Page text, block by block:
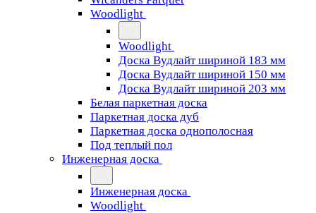
Woodlight
Woodlight
Доска Вудлайт шириной 183 мм
Доска Вудлайт шириной 150 мм
Доска Вудлайт шириной 203 мм
Белая паркетная доска
Паркетная доска дуб
Паркетная доска однополосная
Под теплый пол
Инженерная доска
Инженерная доска
Woodlight